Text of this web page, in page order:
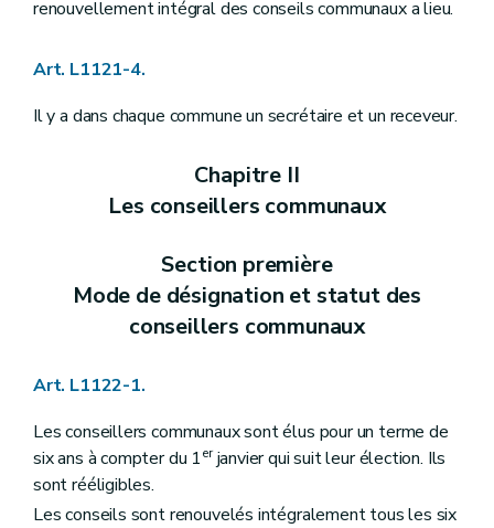
Art. L1142-11
Titre premier
Art. L1211-1
Art. L1212-2
Art. L1212-3
Chapitre III Nomination
Chapitre IV Interdictions
Art. L1214-1
Chapitre V Régime disciplinaire
Art. L1215-1
Art. L1215-4
Art. L1215-6
Art. L1215-7
Art. L1215-8
Art. L1215-9
Art. L1215-10
renouvellement intégral des conseils communaux a lieu.
Art. L1121-4.
Il y a dans chaque commune un secrétaire et un receveur.
Chapitre II
Les conseillers communaux
Section première
Mode de désignation et statut des
conseillers communaux
Art. L1122-1.
Les conseillers communaux sont élus pour un terme de
six ans à compter du 1erjanvier qui suit leur élection. Ils
sont rééligibles.
Les conseils sont renouvelés intégralement tous les six